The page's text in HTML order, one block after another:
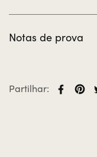
Notas de prova
incolor. INTERIOR:
olhos irregulares,
Partilhar: